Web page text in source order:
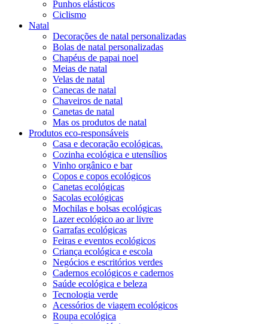
Punhos elásticos
Ciclismo
Natal
Decorações de natal personalizadas
Bolas de natal personalizadas
Chapéus de papai noel
Meias de natal
Velas de natal
Canecas de natal
Chaveiros de natal
Canetas de natal
Mas os produtos de natal
Produtos eco-responsáveis
Casa e decoração ecológicas.
Cozinha ecológica e utensílios
Vinho orgânico e bar
Copos e copos ecológicos
Canetas ecológicas
Sacolas ecológicas
Mochilas e bolsas ecológicas
Lazer ecológico ao ar livre
Garrafas ecológicas
Feiras e eventos ecológicos
Criança ecológica e escola
Negócios e escritórios verdes
Cadernos ecológicos e cadernos
Saúde ecológica e beleza
Tecnologia verde
Acessórios de viagem ecológicos
Roupa ecológica